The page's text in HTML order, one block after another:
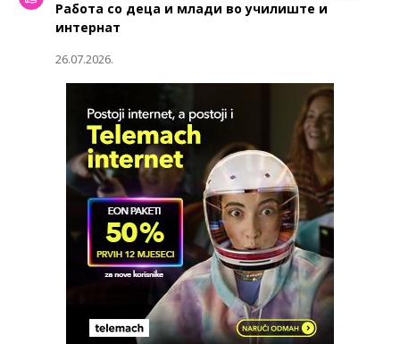
Работа со деца и млади во училиште и
интернат
26.07.2026.